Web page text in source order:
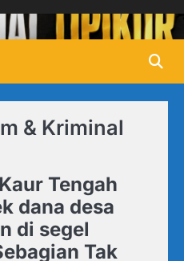
& Kriminal
Tengah
dana desa
di segel
Tak